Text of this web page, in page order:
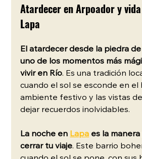
Atardecer en Arpoador y
Lapa
El atardecer desde la piedra
uno de los momentos más
vivir en Río. Es una tradición
cuando el sol se esconde en el
ambiente festivo y las vistas
dejar recuerdos inolvidables.
La noche en Lapa es la
cerrar tu viaje. Este barrio